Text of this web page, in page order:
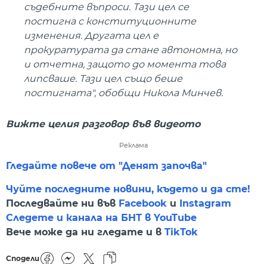
съдебните въпроси. Тази цел се
постигна с конституционните
изменения. Другата цел е
прокуратурата да стане автономна, но
и отчетна, защото до момента това
липсваше. Тази цел също беше
постигната", обобщи Никола Минчев.
Вижте целия разговор във видеото
Реклама
Гледайте повече от "Денят започва"
Чуйте последните новини, където и да сте!
Последвайте ни във Facebook и Instagram
Следете и канала на БНТ в YouTube
Вече може да ни гледате и в TikTok
Сподели